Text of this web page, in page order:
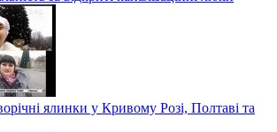
ялинки у Кривому Розі, Полтаві та